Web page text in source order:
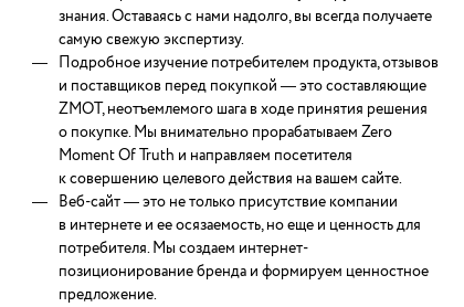
знания. Оставаясь с нами надолго, вы всегда получаете
самую свежую экспертизу.
Подробное изучение потребителем продукта, отзывов
и поставщиков перед покупкой — это составляющие
ZMOT, неотъемлемого шага в ходе принятия решения
о покупке. Мы внимательно прорабатываем Zero
Moment Of Truth и направляем посетителя
к совершению целевого действия на вашем сайте.
Веб-сайт — это не только присутствие компании
в интернете и ее осязаемость, но еще и ценность для
потребителя. Мы создаем интернет-
позиционирование бренда и формируем ценностное
предложение.